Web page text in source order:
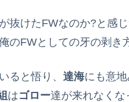
抜けたFWなのか?と感じ
のFWとしての牙の剥き
ると悟り、 達海にも意
はゴロー達が来れなく